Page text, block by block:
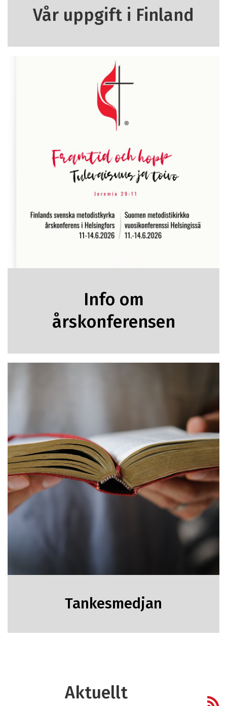
Vår uppgift i Finland
Info om
årskonferensen
Tankesmedjan
Aktuellt